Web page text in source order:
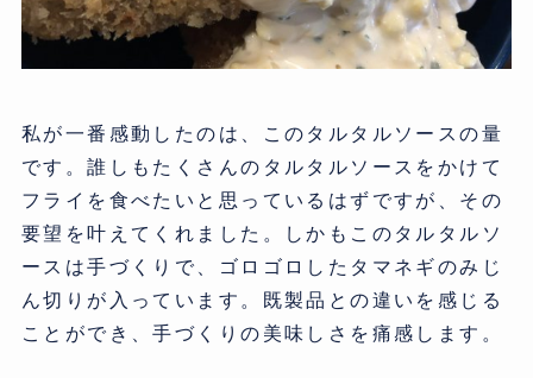
私が一番感動したのは、このタルタルソースの量
です。誰しもたくさんのタルタルソースをかけて
フライを食べたいと思っているはずですが、その
要望を叶えてくれました。しかもこのタルタルソ
ースは手づくりで、ゴロゴロしたタマネギのみじ
ん切りが入っています。既製品との違いを感じる
ことができ、手づくりの美味しさを痛感します。